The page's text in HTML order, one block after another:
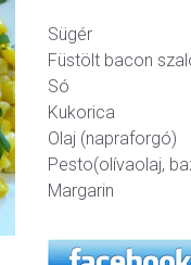
Sügér
Füstölt bacon
Só
Kukorica
Olaj (napraforgó)
Pesto(olívaolaj,
Margarin